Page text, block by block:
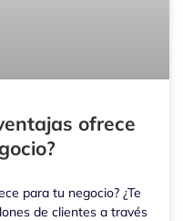
ofrece
para tu negocio? ¿Te
de clientes a través